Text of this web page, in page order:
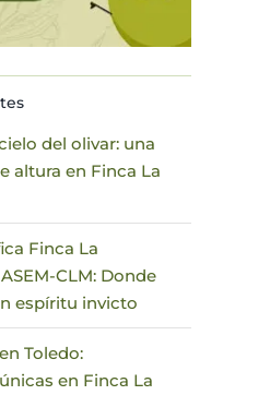
del olivar: una
altura en Finca La
Finca La
CLM: Donde
espíritu invicto
Toledo:
en Finca La